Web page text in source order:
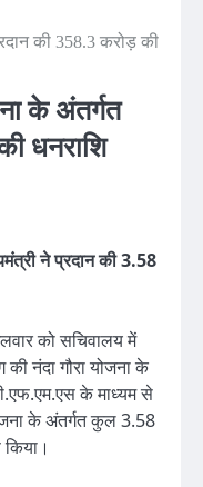
की 358.3 करोड़ की
के अंतर्गत
धनराशि
ने प्रदान की 3.58
को सचिवालय में
नंदा गौरा योजना के
के माध्यम से
के अंतर्गत कुल 3.58